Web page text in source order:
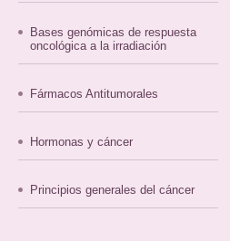
Bases genómicas de respuesta
oncológica a la irradiación
Fármacos Antitumorales
Hormonas y cáncer
Principios generales del cáncer